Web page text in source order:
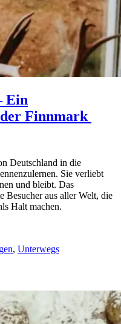
Ein
Finnmark
Deutschland in die
Sie verliebt
und bleibt. Das
Besucher aus aller Welt, die
Halt machen.
, Unterwegs